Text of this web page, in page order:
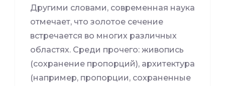
Другими словами, современная наука
отмечает, что золотое сечение
встречается во многих различных
областях. Среди прочего: живопись
(сохранение пропорций), архитектура
(например, пропорции, сохраненные